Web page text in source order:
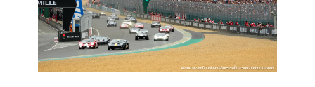
CALENDRIER
FOCUS